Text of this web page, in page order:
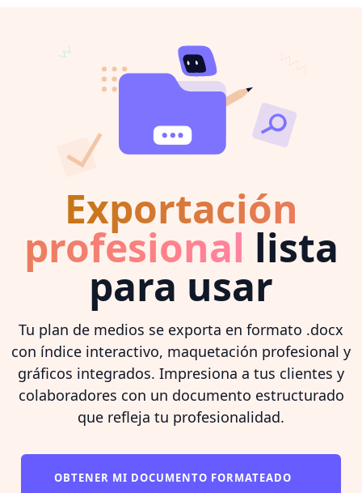
Exportación
profesional lista
para usar
Tu plan de medios se exporta en formato .docx
con índice interactivo, maquetación profesional y
gráficos integrados. Impresiona a tus clientes y
colaboradores con un documento estructurado
que refleja tu profesionalidad.
OBTENER MI DOCUMENTO FORMATEADO